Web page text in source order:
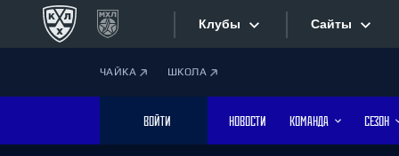
Клубы
Дивизион Боброва
Лада
Сайты
ЧАЙКА ШКОЛА
ВОЙТИ НОВОСТИ КОМАНДА СЕЗОН